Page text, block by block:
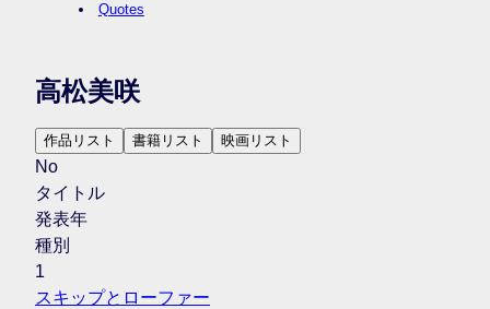
Quotes
高松美咲
作品リスト 書籍リスト 映画リスト
No
タイトル
発表年
種別
1
スキップとローファー